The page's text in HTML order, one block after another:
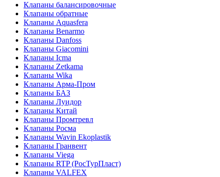
Клапаны балансировочные
Клапаны обратные
Клапаны Aquasfera
Клапаны Benarmo
Клапаны Danfoss
Клапаны Giacomini
Клапаны Icma
Клапаны Zetkama
Клапаны Wika
Клапаны Арма-Пром
Клапаны БАЗ
Клапаны Луидор
Клапаны Китай
Клапаны Промтревл
Клапаны Росма
Клапаны Wavin Ekoplastik
Клапаны Гранвент
Клапаны Viega
Клапаны RTP (РосТурПласт)
Клапаны VALFEX